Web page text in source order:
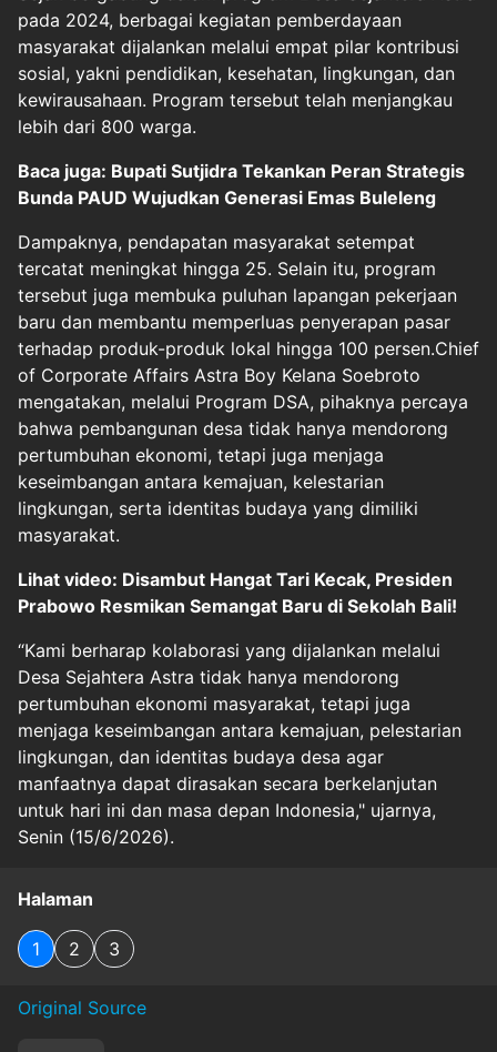
pada 2024, berbagai kegiatan pemberdayaan
masyarakat dijalankan melalui empat pilar kontribusi
sosial, yakni pendidikan, kesehatan, lingkungan, dan
kewirausahaan. Program tersebut telah menjangkau
lebih dari 800 warga.
Baca juga: Bupati Sutjidra Tekankan Peran Strategis
Bunda PAUD Wujudkan Generasi Emas Buleleng
Dampaknya, pendapatan masyarakat setempat
tercatat meningkat hingga 25. Selain itu, program
tersebut juga membuka puluhan lapangan pekerjaan
baru dan membantu memperluas penyerapan pasar
terhadap produk-produk lokal hingga 100 persen.Chief
of Corporate Affairs Astra Boy Kelana Soebroto
mengatakan, melalui Program DSA, pihaknya percaya
bahwa pembangunan desa tidak hanya mendorong
pertumbuhan ekonomi, tetapi juga menjaga
keseimbangan antara kemajuan, kelestarian
lingkungan, serta identitas budaya yang dimiliki
masyarakat.
Lihat video: Disambut Hangat Tari Kecak, Presiden
Prabowo Resmikan Semangat Baru di Sekolah Bali!
“Kami berharap kolaborasi yang dijalankan melalui
Desa Sejahtera Astra tidak hanya mendorong
pertumbuhan ekonomi masyarakat, tetapi juga
menjaga keseimbangan antara kemajuan, pelestarian
lingkungan, dan identitas budaya desa agar
manfaatnya dapat dirasakan secara berkelanjutan
untuk hari ini dan masa depan Indonesia," ujarnya,
Senin (15/6/2026).
Halaman
1 2 3
Original Source